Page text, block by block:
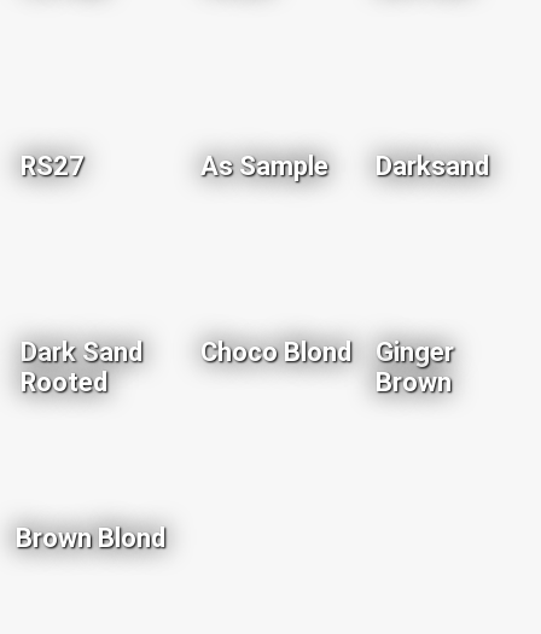
RS27 As Sample Darksand
Dark Sand
Rooted
Choco Blond
Ginger
Brown
Brown Blond